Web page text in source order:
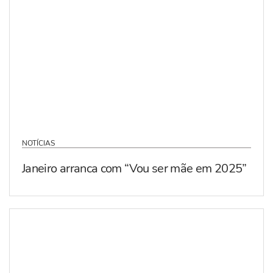
NOTÍCIAS
Janeiro arranca com “Vou ser mãe em 2025”